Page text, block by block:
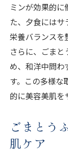
美肌
ごま
響
肌の
美容
究
セサミン
ミンが効果的に
た、夕食には
栄養バランスを
さらに、ごま
め、和洋中問
す。この多様な
的に美容美肌を
ごまとう
肌ケア